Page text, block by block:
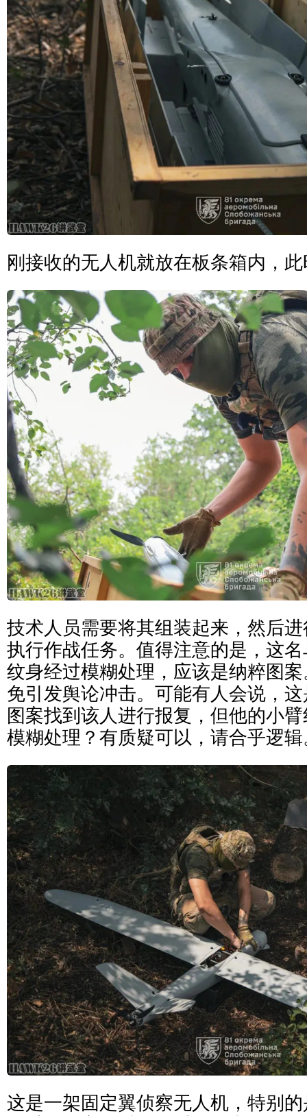
刚接收的无人机就放在板条箱内，
技术人员需要将其组装起来，然后
执行作战任务。值得注意的是，这
纹身经过模糊处理，应该是纳粹图
免引发舆论冲击。可能有人会说，
图案找到该人进行报复，但他的小
模糊处理？有质疑可以，请合乎逻辑
这是一架固定翼侦察无人机，特别